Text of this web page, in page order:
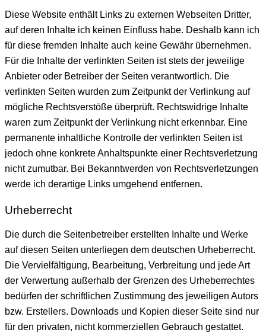
Diese Website enthält Links zu externen Webseiten Dritter,
auf deren Inhalte ich keinen Einfluss habe. Deshalb kann ich
für diese fremden Inhalte auch keine Gewähr übernehmen.
Für die Inhalte der verlinkten Seiten ist stets der jeweilige
Anbieter oder Betreiber der Seiten verantwortlich. Die
verlinkten Seiten wurden zum Zeitpunkt der Verlinkung auf
mögliche Rechtsverstöße überprüft. Rechtswidrige Inhalte
waren zum Zeitpunkt der Verlinkung nicht erkennbar. Eine
permanente inhaltliche Kontrolle der verlinkten Seiten ist
jedoch ohne konkrete Anhaltspunkte einer Rechtsverletzung
nicht zumutbar. Bei Bekanntwerden von Rechtsverletzungen
werde ich derartige Links umgehend entfernen.
Urheberrecht
Die durch die Seitenbetreiber erstellten Inhalte und Werke
auf diesen Seiten unterliegen dem deutschen Urheberrecht.
Die Vervielfältigung, Bearbeitung, Verbreitung und jede Art
der Verwertung außerhalb der Grenzen des Urheberrechtes
bedürfen der schriftlichen Zustimmung des jeweiligen Autors
bzw. Erstellers. Downloads und Kopien dieser Seite sind nur
für den privaten, nicht kommerziellen Gebrauch gestattet.